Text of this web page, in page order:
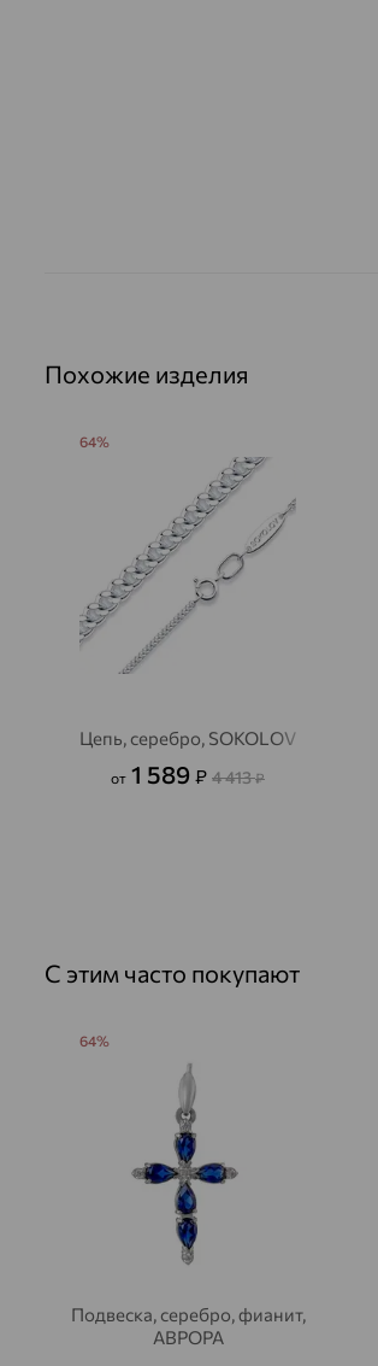
Похожие изделия
Цепь, серебро, SOKOLOV
от 1 589 ₽ 4 413₽
64%
С этим часто покупают
Подвеска, серебро, фианит,
АВРОРА
64%